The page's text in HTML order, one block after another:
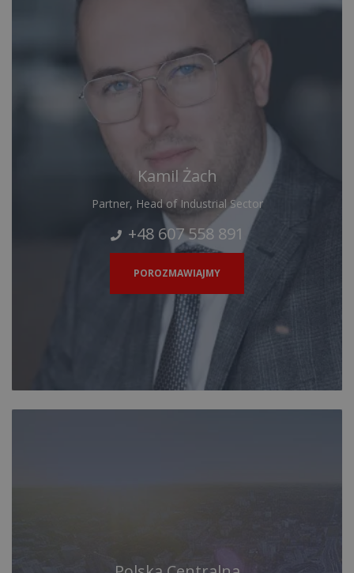
Kamil Żach
Partner, Head of Industrial Sector
+48 607 558 891
POROZMAWIAJMY